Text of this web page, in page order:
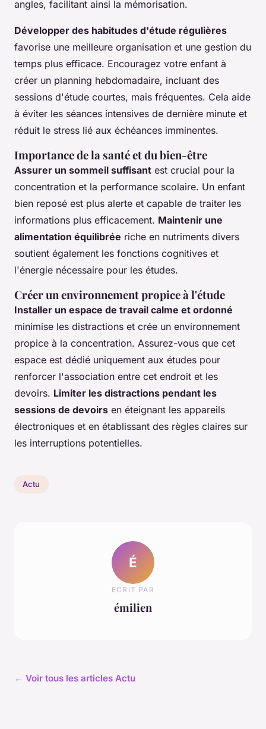
angles, facilitant ainsi la mémorisation.
Développer des habitudes d'étude régulières
favorise une meilleure organisation et une gestion du
temps plus efficace. Encouragez votre enfant à
créer un planning hebdomadaire, incluant des
sessions d'étude courtes, mais fréquentes. Cela aide
à éviter les séances intensives de dernière minute et
réduit le stress lié aux échéances imminentes.
Importance de la santé et du bien-être
Assurer un sommeil suffisant est crucial pour la
concentration et la performance scolaire. Un enfant
bien reposé est plus alerte et capable de traiter les
informations plus efficacement. Maintenir une
alimentation équilibrée riche en nutriments divers
soutient également les fonctions cognitives et
l'énergie nécessaire pour les études.
Créer un environnement propice à l'étude
Installer un espace de travail calme et ordonné
minimise les distractions et crée un environnement
propice à la concentration. Assurez-vous que cet
espace est dédié uniquement aux études pour
renforcer l'association entre cet endroit et les
devoirs. Limiter les distractions pendant les
sessions de devoirs en éteignant les appareils
électroniques et en établissant des règles claires sur
les interruptions potentielles.
Actu
É
ECRIT PAR
émilien
← Voir tous les articles Actu